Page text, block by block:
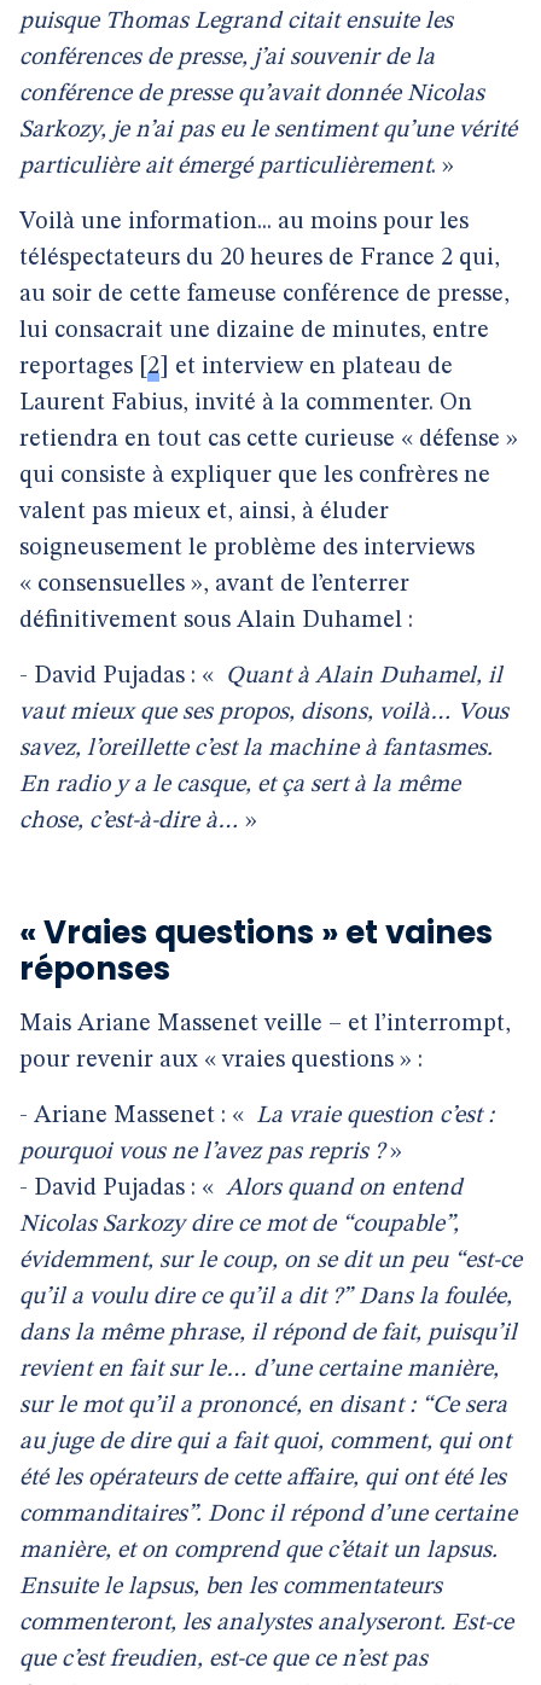
puisque Thomas Legrand citait ensuite les
conférences de presse, j’ai souvenir de la
conférence de presse qu’avait donnée Nicolas
Sarkozy, je n’ai pas eu le sentiment qu’une vérité
particulière ait émergé particulièrement. »
Voilà une information... au moins pour les
téléspectateurs du 20 heures de France 2 qui,
au soir de cette fameuse conférence de presse,
lui consacrait une dizaine de minutes, entre
reportages 2
et interview en plateau de
Laurent Fabius, invité à la commenter. On
retiendra en tout cas cette curieuse « défense »
qui consiste à expliquer que les confrères ne
valent pas mieux et, ainsi, à éluder
soigneusement le problème des interviews
« consensuelles », avant de l’enterrer
définitivement sous Alain Duhamel :
- David Pujadas : « Quant à Alain Duhamel, il
vaut mieux que ses propos, disons, voilà… Vous
savez, l’oreillette c’est la machine à fantasmes.
En radio y a le casque, et ça sert à la même
chose, c’est-à-dire à… »
« Vraies questions » et vaines
réponses
Mais Ariane Massenet veille – et l’interrompt,
pour revenir aux « vraies questions » :
- Ariane Massenet : « La vraie question c’est :
pourquoi vous ne l’avez pas repris ?»
- David Pujadas : « Alors quand on entend
Nicolas Sarkozy dire ce mot de “coupable”,
évidemment, sur le coup, on se dit un peu “est-ce
qu’il a voulu dire ce qu’il a dit ?” Dans la foulée,
dans la même phrase, il répond de fait, puisqu’il
revient en fait sur le… d’une certaine manière,
sur le mot qu’il a prononcé, en disant : “Ce sera
au juge de dire qui a fait quoi, comment, qui ont
été les opérateurs de cette affaire, qui ont été les
commanditaires”. Donc il répond d’une certaine
manière, et on comprend que c’était un lapsus.
Ensuite le lapsus, ben les commentateurs
commenteront, les analystes analyseront. Est-ce
que c’est freudien, est-ce que ce n’est pas